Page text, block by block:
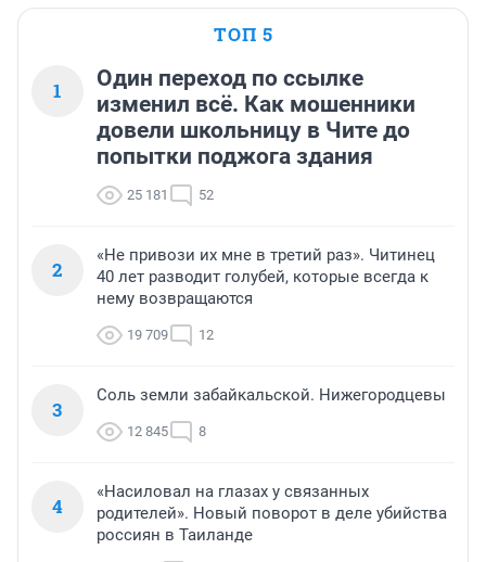
ТОП 5
1
Один переход по ссылке
изменил всё. Как мошенники
довели школьницу в Чите до
попытки поджога здания
25 181 52
2
«Не привози их мне в третий раз». Читинец
40 лет разводит голубей, которые всегда к
нему возвращаются
19 709 12
3
Соль земли забайкальской. Нижегородцевы
12 845 8
4
«Насиловал на глазах у связанных
родителей». Новый поворот в деле убийства
россиян в Таиланде